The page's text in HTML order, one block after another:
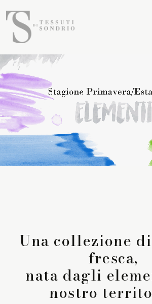
Una collezione
fresca,
nata dagli
nostro
Le etichette
La nostra storia
Lavora con noi
La Stagione Autunno/
La Stagione Primavera/
Le sotto-collezioni